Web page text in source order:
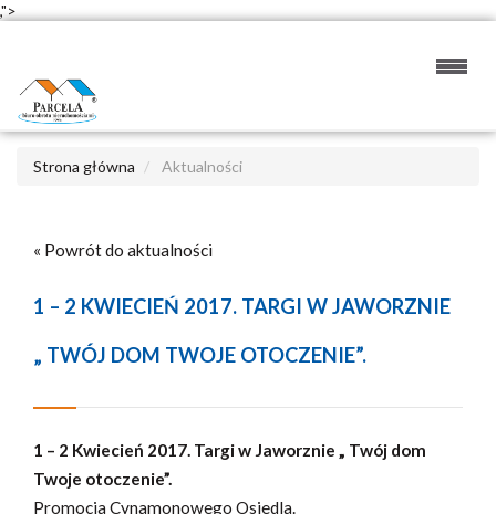
,">
Strona główna Aktualności
« Powrót do aktualności
1 – 2 KWIECIEŃ 2017. TARGI W JAWORZNIE
„ TWÓJ DOM TWOJE OTOCZENIE”.
1 – 2 Kwiecień 2017. Targi w Jaworznie „ Twój dom
Twoje otoczenie”.
Promocja Cynamonowego Osiedla.